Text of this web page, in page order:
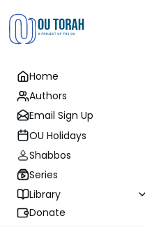
Home
Authors
Email Sign Up
OU Holidays
Shabbos
Series
Library
Donate